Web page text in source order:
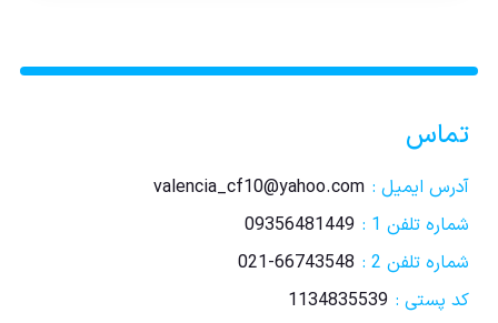
تماس
آدرس ایمیل : valencia_cf10@yahoo.com
شماره تلفن 1 :
09356481449
شماره تلفن 2 :
021-66743548
کد پستی : 1134835539